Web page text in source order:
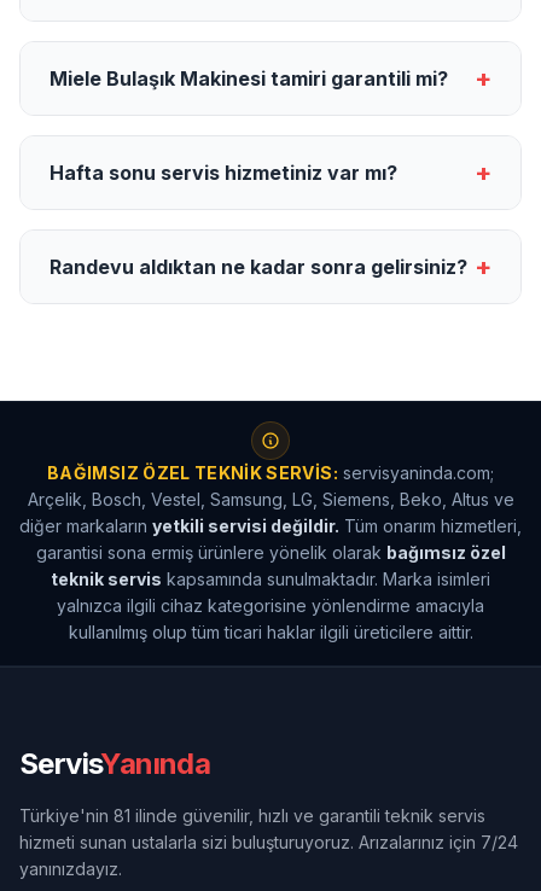
Miele Bulaşık Makinesi tamiri garantili mi? +
Hafta sonu servis hizmetiniz var mı? +
Randevu aldıktan ne kadar sonra gelirsiniz? +
BAĞIMSIZ ÖZEL TEKNIK SERVIS: servisyaninda.com;
Arçelik, Bosch, Vestel, Samsung, LG, Siemens, Beko, Altus ve
diğer markaların yetkili servisi değildir. Tüm onarım hizmetleri,
garantisi sona ermiş ürünlere yönelik olarak bağımsız özel
teknik servis kapsamında sunulmaktadır. Marka isimleri
yalnızca ilgili cihaz kategorisine yönlendirme amacıyla
kullanılmış olup tüm ticari haklar ilgili üreticilere aittir.
ServisYanında
Türkiye'nin 81 ilinde güvenilir, hızlı ve garantili teknik servis
hizmeti sunan ustalarla sizi buluşturuyoruz. Arızalarınız için 7/24
yanınızdayız.